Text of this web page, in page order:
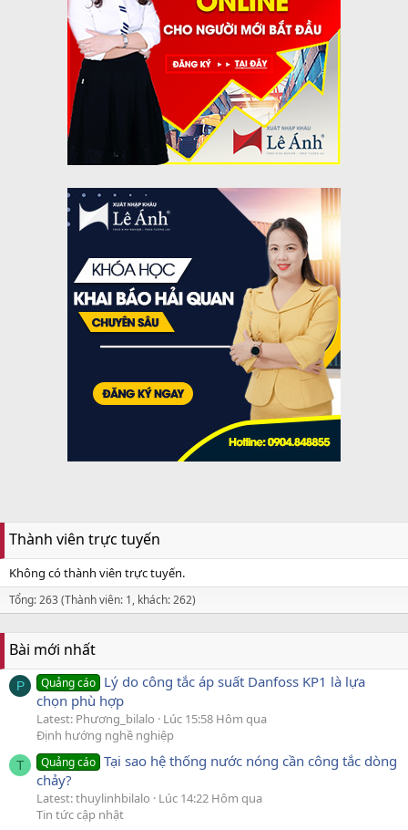
Thành viên trực tuyến
Không có thành viên trực tuyến.
Tổng: 263 (Thành viên: 1, khách: 262)
Bài mới nhất
P Quảng cáo Lý do công tắc áp suất Danfoss KP1 là lựa
chọn phù hợp
Latest: Phương_bilalo
Lúc 15:58 Hôm qua
Định hướng nghề nghiệp
T Quảng cáo Tại sao hệ thống nước nóng cần công tắc dòng
chảy?
Latest: thuylinhbilalo
Lúc 14:22 Hôm qua
Tin tức cập nhật